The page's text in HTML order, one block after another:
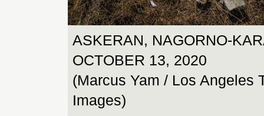
ASKERAN, NAGORNO-
OCTOBER 13, 2020
(Marcus Yam / Los Angeles
Images)